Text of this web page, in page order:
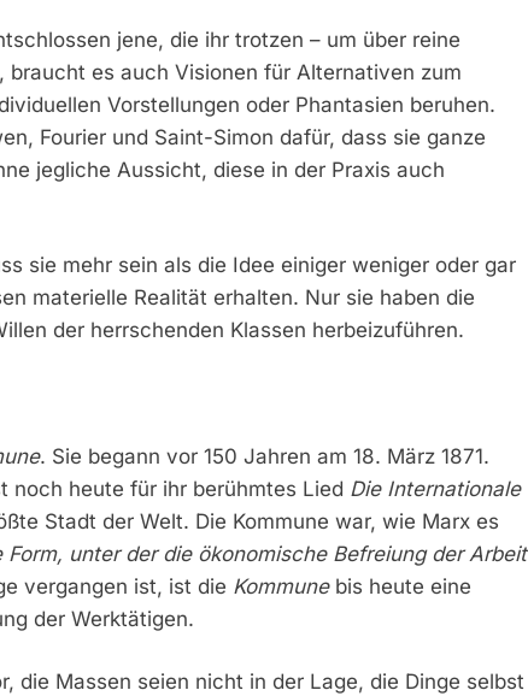
jene, die ihr trotzen – um über reine
braucht es auch Visionen für Alternativen zum
Vorstellungen oder Phantasien beruhen.
Fourier und Saint-Simon dafür, dass sie ganze
jegliche Aussicht, diese in der Praxis auch
sie mehr sein als die Idee einiger weniger oder gar
materielle Realität erhalten. Nur sie haben die
der herrschenden Klassen herbeizuführen.
. Sie begann vor 150 Jahren am 18. März 1871.
noch heute für ihr berühmtes Lied Die Internationale
Stadt der Welt. Die Kommune war, wie Marx es
unter der die ökonomische Befreiung der Arbeit
vergangen ist, ist die Kommunebis heute eine
der Werktätigen.
die Massen seien nicht in der Lage, die Dinge selbst